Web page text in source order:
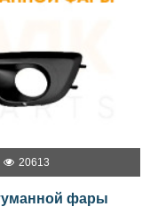
20613
фары